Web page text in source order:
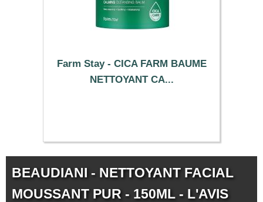
Farm Stay - CICA FARM BAUME
NETTOYANT CA...
BEAUDIANI - NETTOYANT FACIAL
MOUSSANT PUR - 150ML - L'AVIS